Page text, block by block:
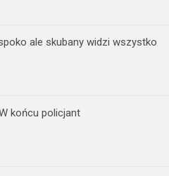
ale skubany widzi wszystko
końcu policjant